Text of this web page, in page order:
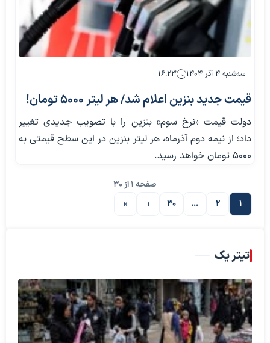
سه‌شنبه ۴ آذر ۱۴۰۴ ۱۶:۲۳
قیمت جدید بنزین اعلام شد/ هر لیتر ۵۰۰۰ تومان!
دولت قیمت «نرخ سوم» بنزین را با تصویب جدیدی تغییر
داد؛ از نیمه دوم آذرماه، هر لیتر بنزین در این سطح قیمتی به
۵۰۰۰ تومان خواهد رسید.
صفحه 1 از 30
1
2
…
30 صفحه بعدی›
»
تیتر یک